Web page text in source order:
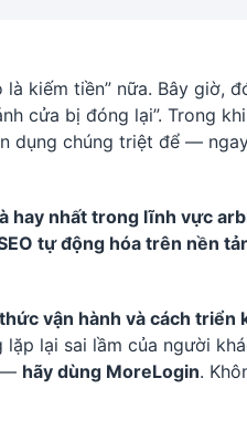
kiếm tiền” nữa. Bây giờ,
cửa bị đóng lại”. Trong
dụng chúng triệt để —
hay nhất trong lĩnh vực
tự động hóa trên nền
vận hành và cách triển
lại sai lầm của người
— hãy dùng MoreLogin.